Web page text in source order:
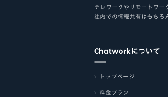
テレワークやリモートワー
社内での情報共有はもちろ
Chatworkについて
トップページ
料金プラン